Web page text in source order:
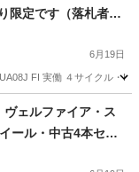
限定です（落札者様
6月19日
FI 実働 ４サイクル・
新品ヴェルファイア・ス
ール・中古4本セッ
年バリ山）